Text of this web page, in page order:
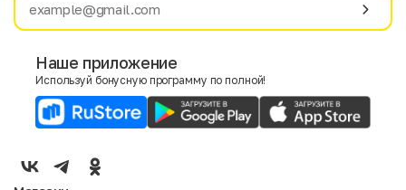
Имя
E-mail
Мужской
Наше приложение
Используй бонусную программу по полной!